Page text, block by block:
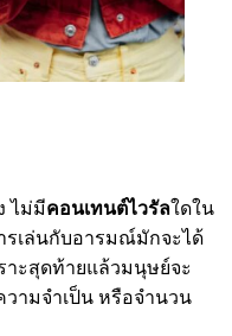
ไม่มีคอนเทนต์ไวรัลใดใน
เล่นกับอารมณ์มักจะได้
าะสุดท้ายแล้วมนุษย์จะ
ามจำเป็น หรือจำนวน